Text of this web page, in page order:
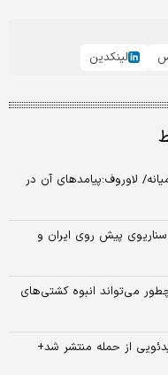
لینکدین
لاوروف:پیامدهای آن در
تنش در تنگه هرمز به کجا ختم می‌شود؟/ ۳ سناریوی پیش روی ایران و
می‌تواند انبوه کشتی‌های
ویدئویی از حمله منتشر شد+